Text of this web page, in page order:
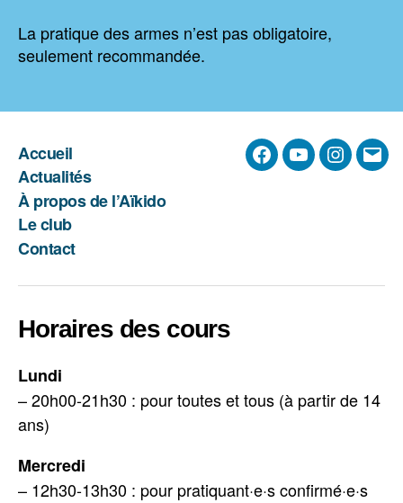
La pratique des armes n’est pas obligatoire,
seulement recommandée.
Accueil
Actualités
À propos de l’Aïkido
Le club
Contact
FacebookYouTube E-
Horaires des cours
Lundi
– 20h00-21h30 : pour toutes et tous (à partir de 14
ans)
Mercredi
– 12h30-13h30 : pour pratiquant·e·s confirmé·e·s